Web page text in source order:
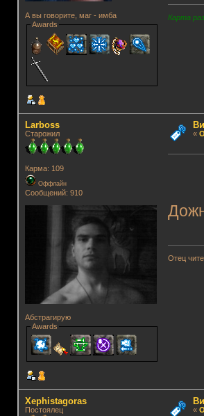
А вы говорите, маг - имба
Awards
Карта
Lаrboss
Старожил
Карма: 109
Оффлайн
Сообщений: 910
Абстрагирую
Awards
«
Отец
Xephistagoras
Постоялец «